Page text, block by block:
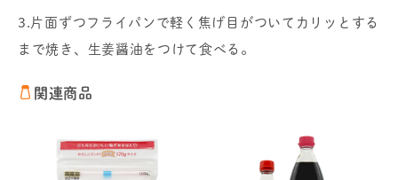
3.片面ずつフライパンで軽く焦げ目がついてカリッとする
まで焼き、生姜醤油をつけて食べる。
関連商品